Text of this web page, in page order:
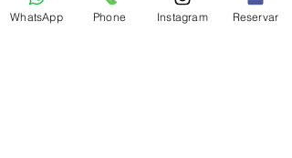
WhatsApp Phone Instagram Reservar